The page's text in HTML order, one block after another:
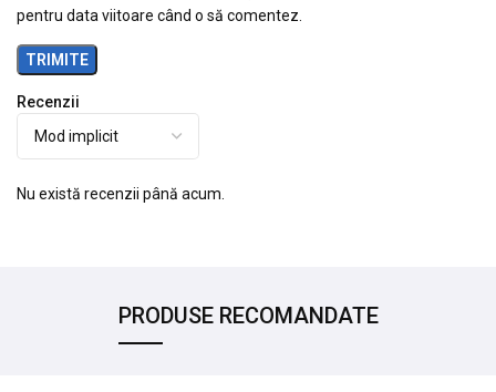
Recenzii
Nu există recenzii până acum.
pentru data viitoare când o să comentez.
PRODUSE RECOMANDATE